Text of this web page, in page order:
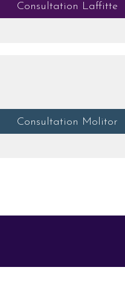
Consultation Laffitte
Consultation Molitor